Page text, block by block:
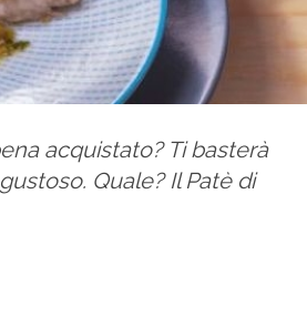
acquistato? Ti basterà
Quale? Il Patè di